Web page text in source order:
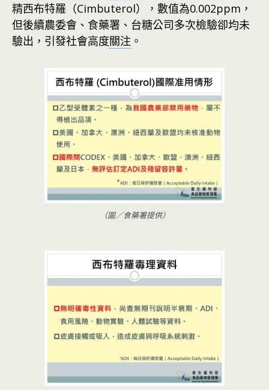
精西布特羅（Cimbuterol），數值為0.002ppm，
但後續農委會、食藥署、台糖公司多次檢驗卻均未
驗出，引發社會高度關注 。
（圖／食藥署提供）